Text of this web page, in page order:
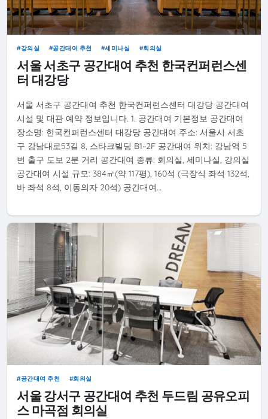
강의실 공간대여 추천 세미나실 회의실
서울 서초구 공간대여 추천 한국컨퍼런스센
터 대강당
서울 서초구 공간대여 추천 한국컨퍼런스센터 대강당 공간대여
시설 및 대관 예약 정보입니다. 1. 공간대여 기본정보 공간대여
장소명: 한국컨퍼런스센터 대강당 공간대여 주소: 서울시 서초
구 강남대로53길 8, 스타크빌딩 B1~2F 공간대여 위치: 강남역 5
번 출구 도보 2분 거리 공간대여 종류: 회의실, 세미나실, 강의실
공간대여 시설 규모: 384㎡(약 117평), 160석 (극장식 좌석 132석,
바 좌석 8석, 이동의자 20석) 공간대여…
공간대여 추천 회의실
서울 강서구 공간대여 추천 두드림 공유오피
스 마곡점 회의실